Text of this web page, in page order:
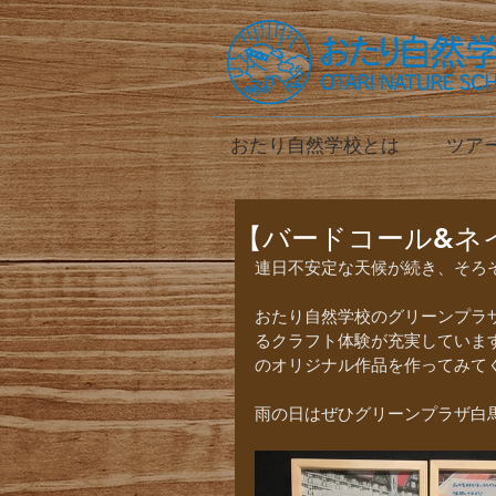
おたり自然学校とは ツア
【バードコール&
連日不安定な天候が続き、そ
おたり自然学校のグリーンプ
るクラフト体験が充実してい
のオリジナル作品を作ってみて
雨の日はぜひグリーンプラザ白